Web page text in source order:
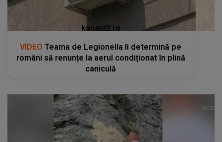
kanald2.ro
VIDEO Teama de Legionella îi determină pe
români să renunțe la aerul condiționat în plină
caniculă